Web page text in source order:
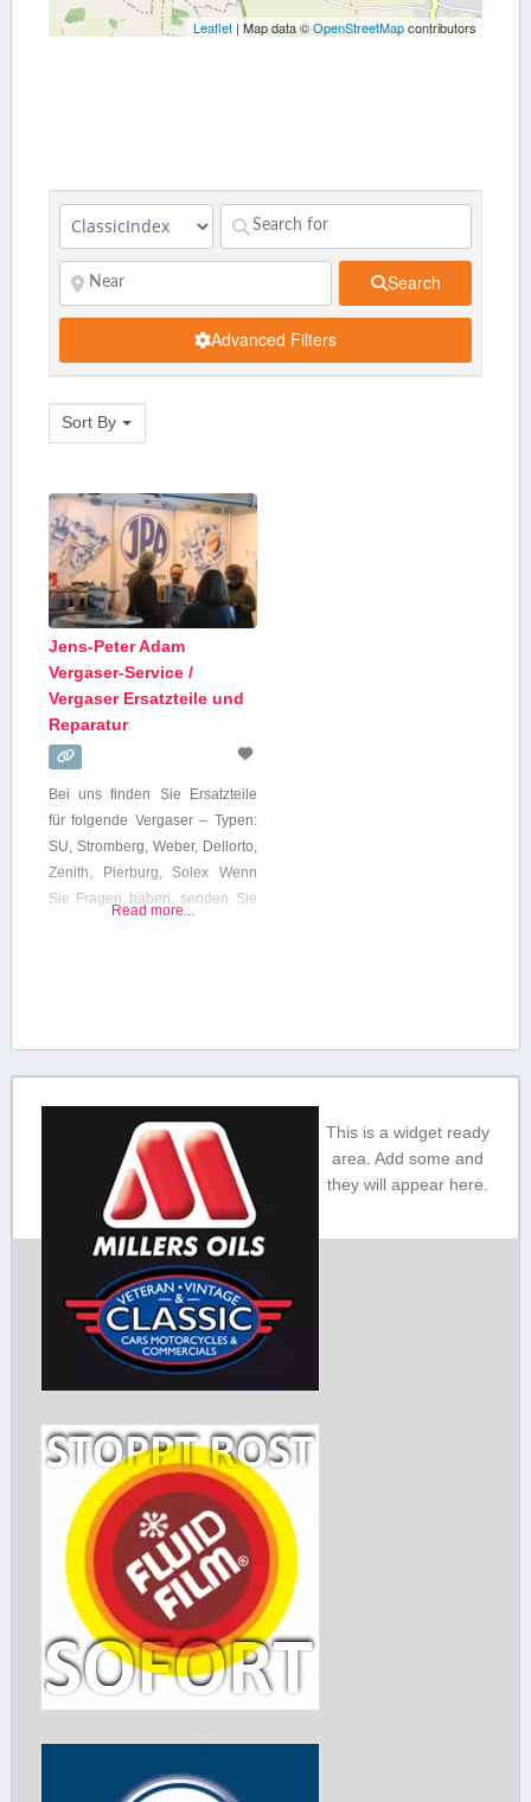
Leaflet | Map data ©OpenStreetMapcontributors
Search
Advanced Filters
Sort By
Jens-Peter Adam
Vergaser-Service /
Vergaser Ersatzteile und
Reparatur
Bei uns finden Sie Ersatzteile
für folgende Vergaser – Typen:
SU, Stromberg, Weber, Dellorto,
Zenith, Pierburg, Solex Wenn
Sie Fragen haben, senden Sie
Verlinkungen zu den
verschiedenen Vergaser –
Herstellern. Dort werden Sie
direkt zu dem
Read more...
This is a widget ready
area. Add some and
they will appear here.